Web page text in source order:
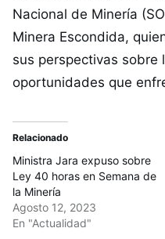
Nacional de Minería
Minera Escondida,
sus perspectivas sobre
oportunidades que
Relacionado
Ministra Jara expuso sobre
Ley 40 horas en Semana de
la Minería
Agosto 12, 2023
En "Actualidad"